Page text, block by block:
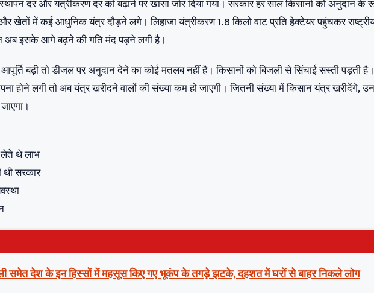
दर और यंत्रीकरण दर को बढ़ाने पर खासा जोर दिया गया। सरकार हर साल किसानों को अनुदान के
खेतों में कई आधुनिक यंत्र दौड़ने लगे। लिहाजा यंत्रीकरण 1.8 किलो वाट प्रति हेक्टेयर पहुंचकर
अब इसके आगे बढ़ने की गति मंद पड़ने लगी है।
बढ़ी तो डीजल पर अनुदान देने का कोई मतलब नहीं है। किसानों को बिजली से सिंचाई सस्ती पड़ती है।
होने लगी तो अब यंत्र खरीदने वालों की संख्या कम हो जाएगी। जितनी संख्या में किसान यंत्र खरीदेंगे,
थे लाभ
सरकार
समेत देश के इन हिस्सों में महसूस किए गए भूकंप के तगड़े झटके, दहशत में घरों से बाहर निकले लोग